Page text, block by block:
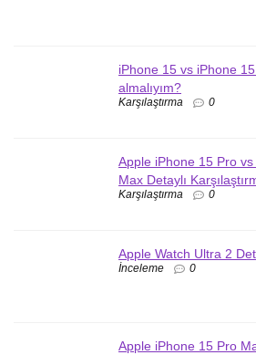
iPhone 15 vs iPhone
almalıyım?
Karşılaştırma 0
Apple iPhone 15 Pro
Max Detaylı
Karşılaştırma 0
Apple Watch Ultra 2
İnceleme 0
Apple iPhone 15 Pro